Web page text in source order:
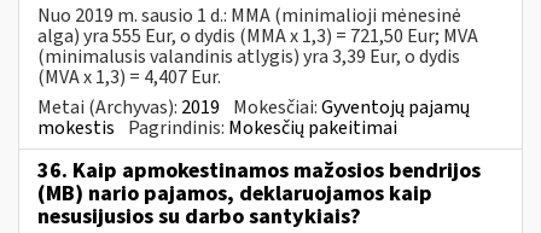
Nuo 2019 m. sausio 1 d.: MMA (minimalioji mėnesinė
alga) yra 555 Eur, o dydis (MMA x 1,3) = 721,50 Eur; MVA
(minimalusis valandinis atlygis) yra 3,39 Eur, o dydis
(MVA x 1,3) = 4,407 Eur.
Metai (Archyvas): 2019 Mokesčiai:Gyventojų pajamų
mokestis Pagrindinis: Mokesčių pakeitimai
36. Kaip apmokestinamos mažosios bendrijos
(MB) nario pajamos, deklaruojamos kaip
nesusijusios su darbo santykiais?